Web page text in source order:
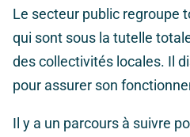
Le secteur public regroupe
qui sont sous la tutelle
des collectivités locales. Il
pour assurer son
Il y a un parcours à suivre